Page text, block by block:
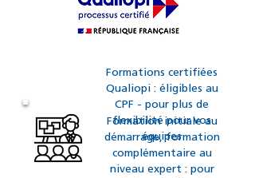
Formations certifiées
Qualiopi : éligibles au
CPF - pour plus de
flexibilité pour vos
équipes
Formation initiale au
démarrage, formation
complémentaire au
niveau expert : pour